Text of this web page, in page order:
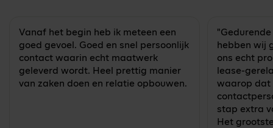
Vanaf het begin heb ik meteen een
goed gevoel. Goed en snel persoonlijk
contact waarin echt maatwerk
geleverd wordt. Heel prettig manier
van zaken doen en relatie opbouwen.
hebben wij
ons echt
lease-
waarop dat
stap extra
Het